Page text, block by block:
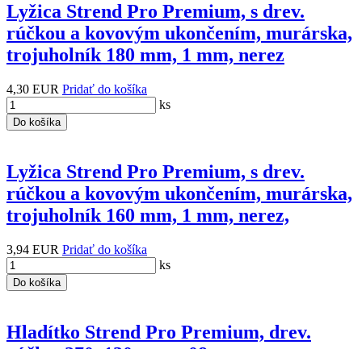
Lyžica Strend Pro Premium, s drev.
rúčkou a kovovým ukončením, murárska,
trojuholník 180 mm, 1 mm, nerez
4,30 EUR Pridať do košíka
ks
Do košíka
Lyžica Strend Pro Premium, s drev.
rúčkou a kovovým ukončením, murárska,
trojuholník 160 mm, 1 mm, nerez,
3,94 EUR Pridať do košíka
ks
Do košíka
Hladítko Strend Pro Premium, drev.